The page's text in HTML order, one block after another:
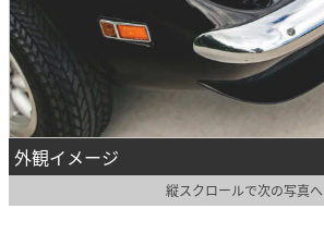
外観イメージ
縦スクロールで次の写真へ